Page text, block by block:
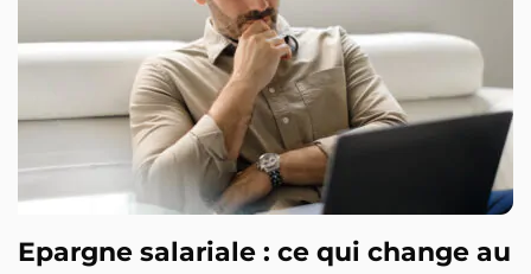
Epargne salariale : ce qui change au